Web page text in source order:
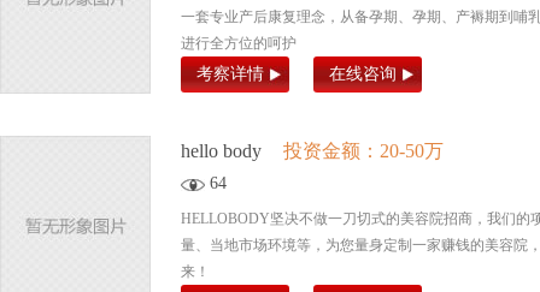
一套专业产后康复理念，从备孕期、孕期、产褥期到哺
进行全方位的呵护
考察详情 在线咨询
hello body 投资金额：20-50万
64
HELLOBODY坚决不做一刀切式的美容院招商，我们
量、当地市场环境等，为您量身定制一家赚钱的美容院
来！